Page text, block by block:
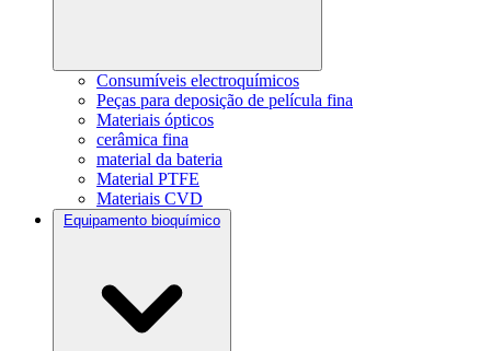
Consumíveis electroquímicos
Peças para deposição de película fina
Materiais ópticos
cerâmica fina
material da bateria
Material PTFE
Materiais CVD
Equipamento bioquímico